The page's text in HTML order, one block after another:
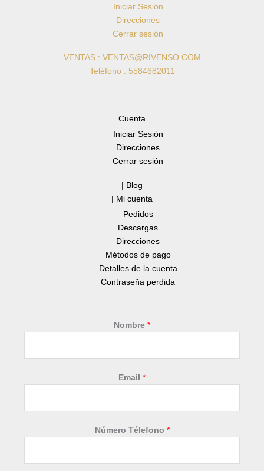
Iniciar Sesión
Direcciones
Cerrar sesión
VENTAS : VENTAS@RIVENSO.COM
Teléfono : 5584682011
Cuenta
Iniciar Sesión
Direcciones
Cerrar sesión
| Blog
| Mi cuenta
Pedidos
Descargas
Direcciones
Métodos de pago
Detalles de la cuenta
Contraseña perdida
Nombre *
Email *
E
a
Número Télefono *